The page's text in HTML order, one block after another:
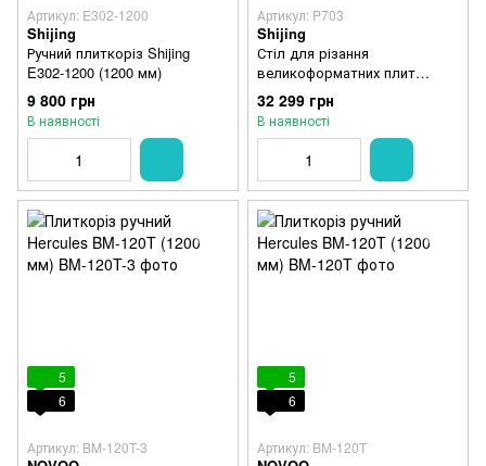
Артикул: E302-1200
Shijing
Ручний плиткоріз Shijing
E302-1200 (1200 мм)
9 800 грн
В наявності
Артикул: P703
Shijing
Стіл для різання
великоформатних плит
Shijing P703
32 299 грн
В наявності
5
6
Артикул: BM-120T-3
5
6
Артикул: BM-120T